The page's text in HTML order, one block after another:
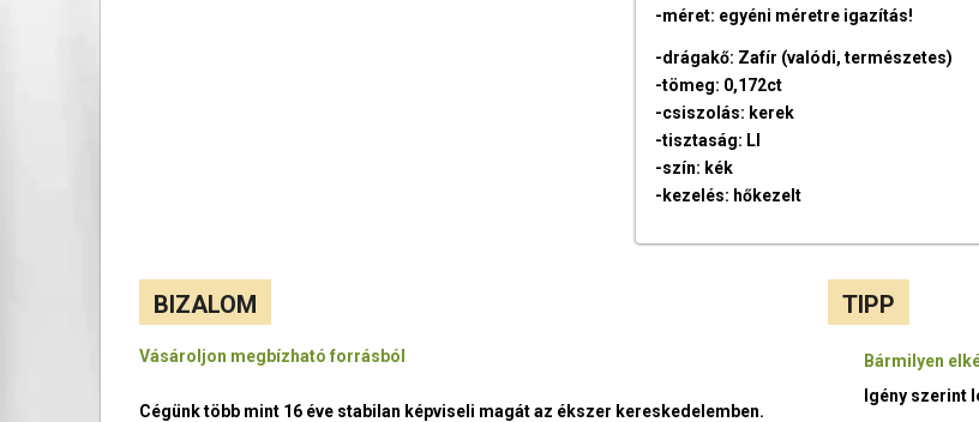
-méret: egyéni méretre igazítás!
-drágakő: Zafír (valódi, természetes)
-tömeg: 0,172ct
-csiszolás: kerek
-tisztaság: LI
-szín: kék
-kezelés: hőkezelt
BIZALOM
Vásároljon megbízható forrásból
Cégünk több mint 16 éve stabilan képviseli magát az ékszer kereskedelemben.
TIPP
Bármilyen
Igény szerint